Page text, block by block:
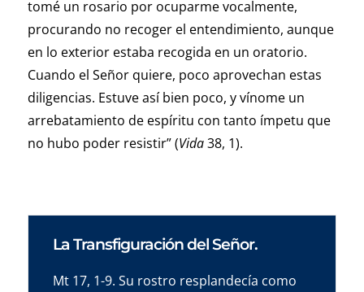
tomé un rosario por ocuparme vocalmente,
procurando no recoger el entendimiento, aunque
en lo exterior estaba recogida en un oratorio.
Cuando el Señor quiere, poco aprovechan estas
diligencias. Estuve así bien poco, y vínome un
arrebatamiento de espíritu con tanto ímpetu que
no hubo poder resistir” (Vida38, 1).
La Transfiguración del Señor.
Mt 17, 1-9. Su rostro resplandecía como